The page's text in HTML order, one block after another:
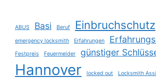
ABUS Basi Beruf Einbruchschutz
emergency locksmith Erfahrungen
Festpreis Feuermelder günstiger
Hannover locked out Locksmith